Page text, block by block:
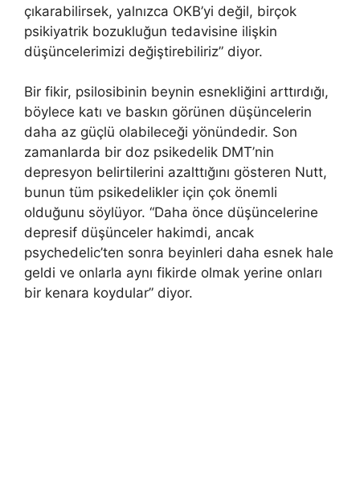
çıkarabilirsek, yalnızca OKB’yi değil, birçok
psikiyatrik bozukluğun tedavisine ilişkin
düşüncelerimizi değiştirebiliriz” diyor.
Bir fikir, psilosibinin beynin esnekliğini arttırdığı,
böylece katı ve baskın görünen düşüncelerin
daha az güçlü olabileceği yönündedir. Son
zamanlarda bir doz psikedelik DMT’nin
depresyon belirtilerini azalttığını gösteren Nutt,
bunun tüm psikedelikler için çok önemli
olduğunu söylüyor. “Daha önce düşüncelerine
depresif düşünceler hakimdi, ancak
psychedelic’ten sonra beyinleri daha esnek hale
geldi ve onlarla aynı fikirde olmak yerine onları
bir kenara koydular” diyor.